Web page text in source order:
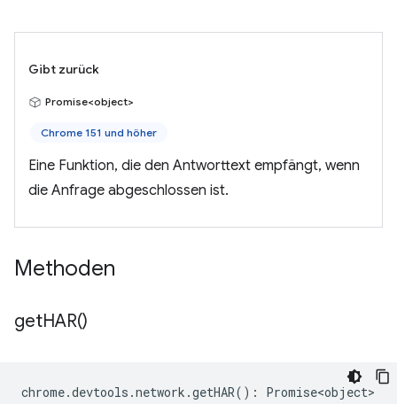
Gibt zurück
Promise<object>
Chrome 151 und höher
Eine Funktion, die den Antworttext empfängt, wenn
die Anfrage abgeschlossen ist.
Methoden
getHAR()
chrome.devtools .network .getHAR() : Promise<object>